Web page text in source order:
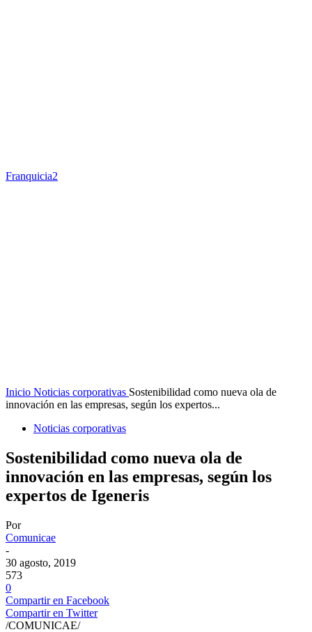
Franquicia2
Inicio Noticias corporativas Sostenibilidad como nueva ola de
innovación en las empresas, según los expertos...
Noticias corporativas
Sostenibilidad como nueva ola de
innovación en las empresas, según los
expertos de Igeneris
Por
Comunicae
-
30 agosto, 2019
573
0
Compartir en Facebook
Compartir en Twitter
/COMUNICAE/